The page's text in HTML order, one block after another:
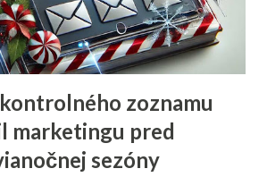
zoznamu
marketingu pred
sezóny